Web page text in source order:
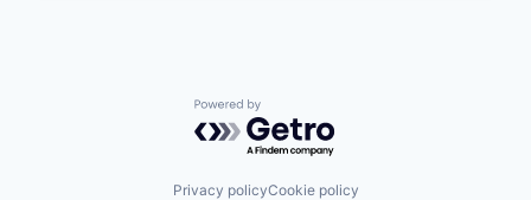
Powered by Getro.com
Privacy policyCookie policy